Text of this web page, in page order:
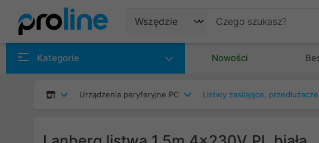
Kategorie Nowości
Urządzenia peryferyjne PC Listwy zasilające, przedłużacze